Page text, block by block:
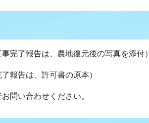
完了報告は、農地復元後の写真を添付）
報告は、許可書の原本）
問い合わせください。